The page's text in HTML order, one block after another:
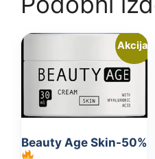
Akcija!
Beauty Age Skin-50%